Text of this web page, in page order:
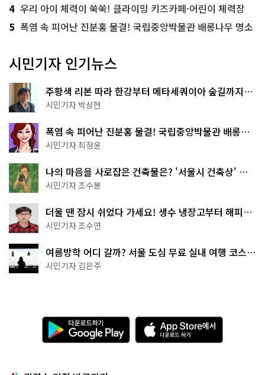
4 우리 아이 체력이 쑥쑥! 클라이밍 키즈카페·어린이 체력장
5 폭염 속 피어난 진분홍 물결! 국립중앙박물관 배롱나무 명소
시민기자 인기뉴스
주황색 리본 따라 한강부터 메타세쿼이아 숲길까지…
서울둘레길 15코스
시민기자 박상현
폭염 속 피어난 진분홍 물결! 국립중앙박물관 배롱나
무 명소
시민기자 최정윤
나의 마음을 사로잡은 건축물은? '서울시 건축상' 수
상작 공개!
시민기자 조수봉
더울 땐 잠시 쉬었다 가세요! 생수 냉장고부터 해피소
·무더위쉼터까지
시민기자 조수연
여름방학 어디 갈까? 서울 도심 무료 실내 여행 코스
추천
시민기자 김은주
다
운
로
기
A
p
p